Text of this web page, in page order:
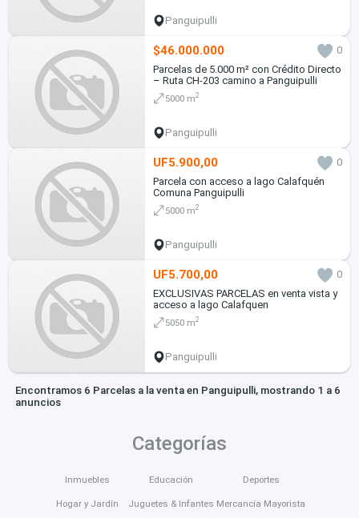
Panguipulli
$46.000.000
0
Parcelas de 5.000 m² con Crédito Directo
– Ruta CH-203 camino a Panguipulli
5000 m2
Panguipulli
UF5.900,00
0
Parcela con acceso a lago Calafquén
Comuna Panguipulli
5000 m2
Panguipulli
UF5.700,00
0
EXCLUSIVAS PARCELAS en venta vista y
acceso a lago Calafquen
5050 m2
Panguipulli
Encontramos 6 Parcelas a la venta en Panguipulli, mostrando 1 a 6
anuncios
Categorías
Inmuebles
Hogar y Jardín
Educación
Juguetes & Infantes
Deportes
Mercancía Mayorista